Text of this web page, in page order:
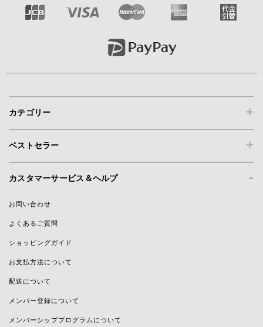
+
カテゴリー
+
ベストセラー
-
カスタマーサービス＆ヘルプ
お問い合わせ
よくあるご質問
ショッピングガイド
お支払方法について
配送について
メンバー登録について
メンバーシッププログラムについて